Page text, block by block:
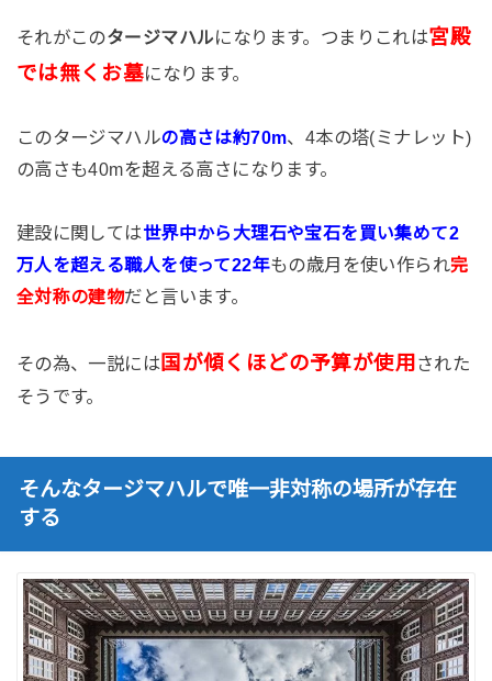
それがこのタージマハルになります。つまりこれは宮殿
では無くお墓になります。
このタージマハルの高さは約70m、4本の塔(ミナレット)
の高さも40mを超える高さになります。
建設に関しては世界中から大理石や宝石を買い集めて2
万人を超える職人を使って22年もの歳月を使い作られ完
全対称の建物だと言います。
その為、一説には国が傾くほどの予算が使用 された
そうです。
そんなタージマハルで唯一非対称の場所が存在
する